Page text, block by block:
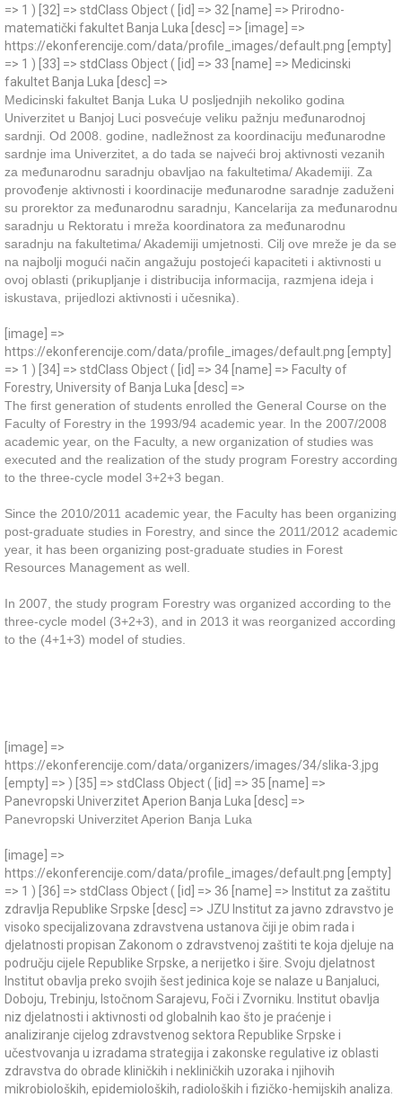
=> 1 ) [32] => stdClass Object ( [id] => 32 [name] => Prirodno-
matematički fakultet Banja Luka [desc] => [image] =>
https://ekonferencije.com/data/profile_images/default.png [empty]
=> 1 ) [33] => stdClass Object ( [id] => 33 [name] => Medicinski
fakultet Banja Luka [desc] =>
Medicinski fakultet Banja Luka U posljednjih nekoliko godina
Univerzitet u Banjoj Luci posvećuje veliku pažnju međunarodnoj
sardnji. Od 2008. godine, nadležnost za koordinaciju međunarodne
sardnje ima Univerzitet, a do tada se najveći broj aktivnosti vezanih
za međunarodnu saradnju obavljao na fakultetima/ Akademiji. Za
provođenje aktivnosti i koordinacije međunarodne saradnje zaduženi
su prorektor za međunarodnu saradnju, Kancelarija za međunarodnu
saradnju u Rektoratu i mreža koordinatora za međunarodnu
saradnju na fakultetima/ Akademiji umjetnosti. Cilj ove mreže je da se
na najbolji mogući način angažuju postojeći kapaciteti i aktivnosti u
ovoj oblasti (prikupljanje i distribucija informacija, razmjena ideja i
iskustava, prijedlozi aktivnosti i učesnika).
[image] =>
https://ekonferencije.com/data/profile_images/default.png [empty]
=> 1 ) [34] => stdClass Object ( [id] => 34 [name] => Faculty of
Forestry, University of Banja Luka [desc] =>
The first generation of students enrolled the General Course on the
Faculty of Forestry in the 1993/94 academic year. In the 2007/2008
academic year, on the Faculty, a new organization of studies was
executed and the realization of the study program Forestry according
to the three-cycle model 3+2+3 began.
Since the 2010/2011 academic year, the Faculty has been organizing
post-graduate studies in Forestry, and since the 2011/2012 academic
year, it has been organizing post-graduate studies in Forest
Resources Management as well.
In 2007, the study program Forestry was organized according to the
three-cycle model (3+2+3), and in 2013 it was reorganized according
to the (4+1+3) model of studies.
[image] =>
https://ekonferencije.com/data/organizers/images/34/slika-3.jpg
[empty] => ) [35] => stdClass Object ( [id] => 35 [name] =>
Panevropski Univerzitet Aperion Banja Luka [desc] =>
Panevropski Univerzitet Aperion Banja Luka
[image] =>
https://ekonferencije.com/data/profile_images/default.png [empty]
=> 1 ) [36] => stdClass Object ( [id] => 36 [name] => Institut za zaštitu
zdravlja Republike Srpske [desc] => JZU Institut za javno zdravstvo je
visoko specijalizovana zdravstvena ustanova čiji je obim rada i
djelatnosti propisan Zakonom o zdravstvenoj zaštiti te koja djeluje na
području cijele Republike Srpske, a nerijetko i šire. Svoju djelatnost
Institut obavlja preko svojih šest jedinica koje se nalaze u Banjaluci,
Doboju, Trebinju, Istočnom Sarajevu, Foči i Zvorniku. Institut obavlja
niz djelatnosti i aktivnosti od globalnih kao što je praćenje i
analiziranje cijelog zdravstvenog sektora Republike Srpske i
učestvovanja u izradama strategija i zakonske regulative iz oblasti
zdravstva do obrade kliničkih i nekliničkih uzoraka i njihovih
mikrobioloških, epidemioloških, radioloških i fizičko-hemijskih analiza.